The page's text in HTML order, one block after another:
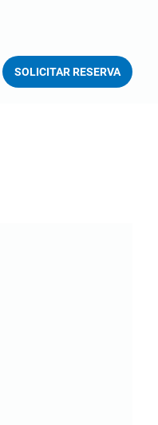
SOLICITAR RESERVA